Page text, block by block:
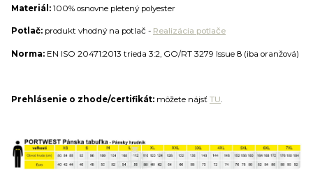
Materiál: 100% osnovne pletený polyester
Potlač: produkt vhodný na potlač - Realizácia potlače
Norma: EN ISO 20471:2013 trieda 3:2, GO/RT 3279 Issue 8 (iba oranžová)
Prehlásenie o zhode/certifikát: môžete nájsť TU.